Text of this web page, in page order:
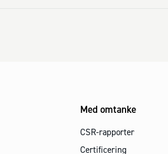
Med omtanke
CSR-rapporter
Certificering